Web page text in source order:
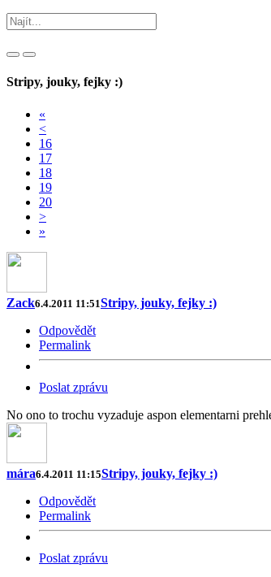
Stripy, jouky, fejky :)
«
<
16
17
18
19
20
>
»
Zack6.4.2011 11:51Stripy, jouky, fejky :)
Odpovědět
Permalink
Poslat zprávu
No ono to trochu vyzaduje aspon elementarni
mára6.4.2011 11:15Stripy, jouky, fejky :)
Odpovědět
Permalink
Poslat zprávu